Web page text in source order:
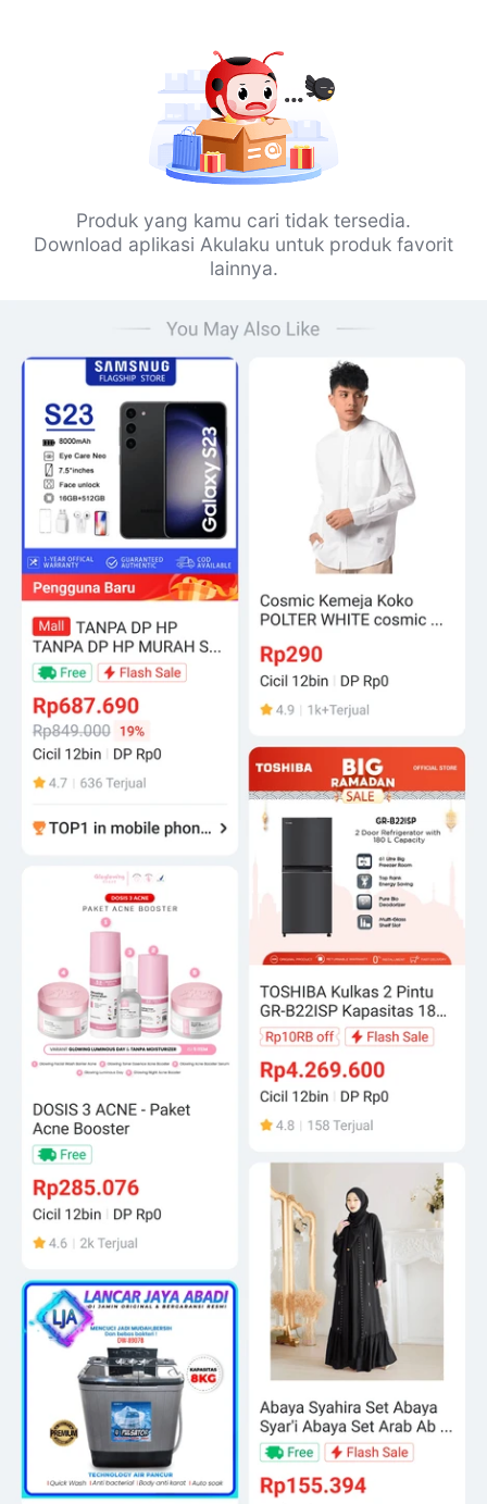
Produk yang kamu cari tidak tersedia.
Download aplikasi Akulaku untuk produk favorit
lainnya.